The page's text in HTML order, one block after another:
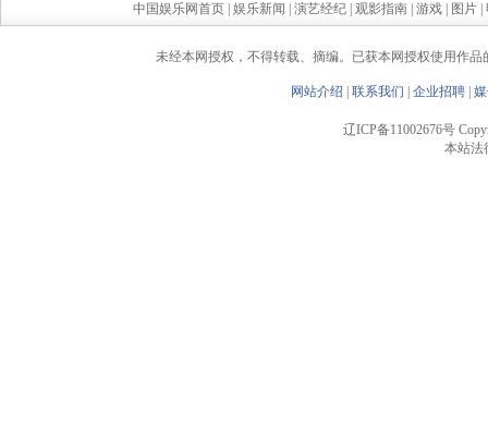
中国娱乐网首页| 娱乐新闻 演艺经纪| 观影指南| 游戏| 图片|
未经本网授权，不得转载、摘编。已获本网授权使用作
网站介绍 联系我们 企业招聘
辽ICP备11002676号
本站法